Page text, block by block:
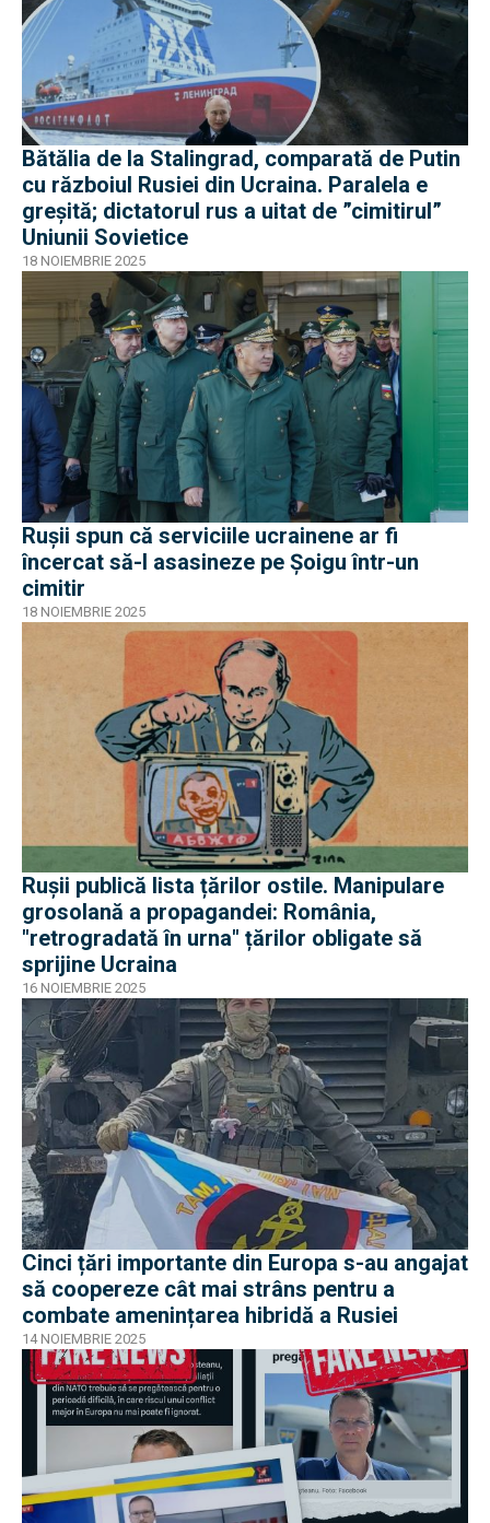
Bătălia de la Stalingrad, comparată de Putin
cu războiul Rusiei din Ucraina. Paralela e
greșită; dictatorul rus a uitat de ”cimitirul”
Uniunii Sovietice
18 NOIEMBRIE 2025
Rușii spun că serviciile ucrainene ar fi
încercat să-l asasineze pe Șoigu într-un
cimitir
18 NOIEMBRIE 2025
Rușii publică lista țărilor ostile. Manipulare
grosolană a propagandei: România,
"retrogradată în urna" țărilor obligate să
sprijine Ucraina
16 NOIEMBRIE 2025
Cinci țări importante din Europa s-au angajat
să coopereze cât mai strâns pentru a
combate amenințarea hibridă a Rusiei
14 NOIEMBRIE 2025